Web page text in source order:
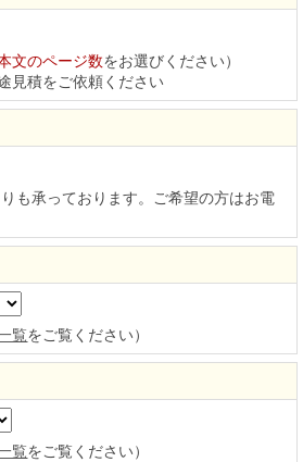
文のページ数をお選びください）
見積をご依頼ください
も承っております。ご希望の方はお電
覧をご覧ください）
覧をご覧ください）